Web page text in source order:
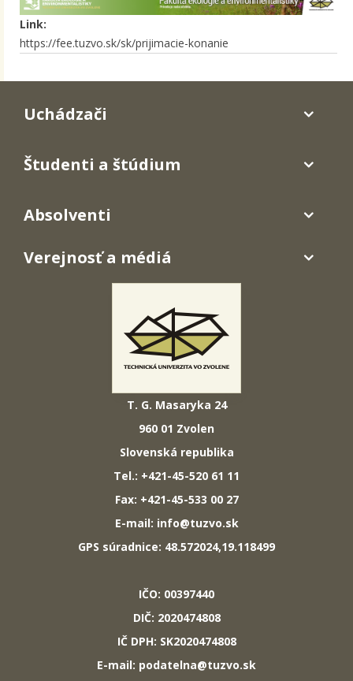
Link:
https://fee.tuzvo.sk/sk/prijimacie-konanie
T. G. Masaryka 24
960 01 Zvolen
Slovenská republika
Tel.: +421-45-520 61 11
Fax: +421-45-533 00 27
E-mail: info@tuzvo.sk
GPS súradnice: 48.572024,19.118499
IČO: 00397440
DIČ: 2020474808
IČ DPH: SK2020474808
E-mail: podatelna@tuzvo.sk
Uchádzači
Študenti a štúdium
Absolventi
Verejnosť a médiá